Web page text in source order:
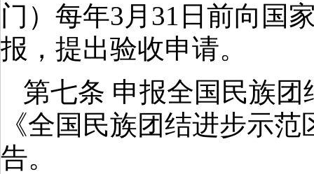
门）每年3 月 31 日前向国
报，提出验收申请。
第七条 申报全国民族
《全国民族团结进步示
告。